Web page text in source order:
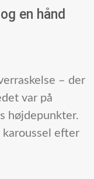
en hånd
– der
var på
højdepunkter.
karoussel efter